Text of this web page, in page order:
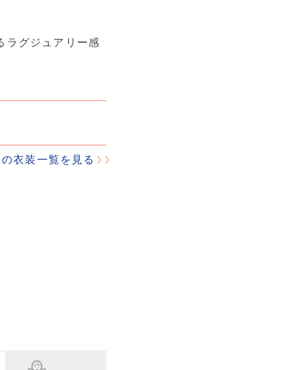
ラグジュアリー感
衣装一覧を見る